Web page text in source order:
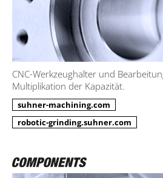
CNC-Werkzeughalter und
Multiplikation der Kapazität.
suhner-machining.com
robotic-grinding.suhner.com